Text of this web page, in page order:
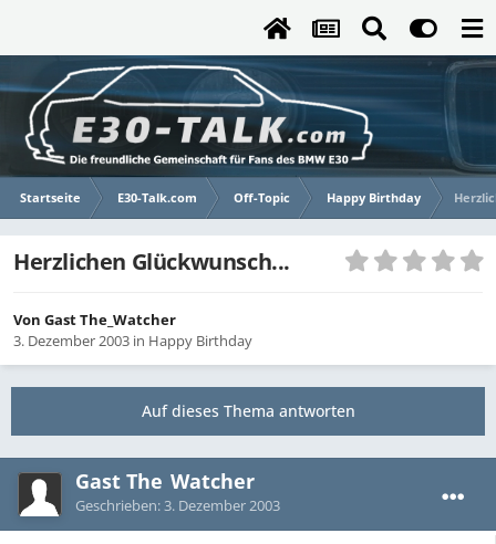
Startseite E30-Talk.com Off-Topic Happy Birthday
Herzlichen Glückwunsch...
Von Gast The_Watcher
3. Dezember 2003 in Happy Birthday
Auf dieses Thema antworten
Gast The_Watcher
Geschrieben:3. Dezember 2003